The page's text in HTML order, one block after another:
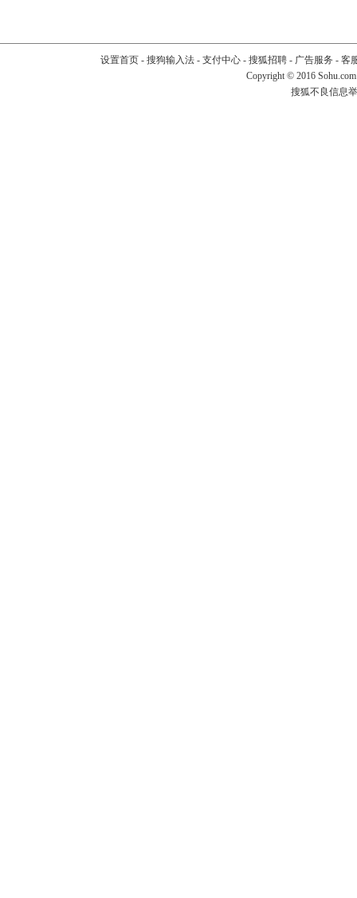
设置首页- 搜狗输入法- 支付中心- 搜狐招聘- 广告服务 - 客
Copyright © 2016
搜狐不良信息